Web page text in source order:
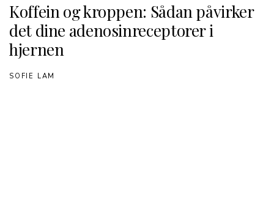
Koffein og kroppen: Sådan påvirker
det dine adenosinreceptorer i
hjernen
SOFIE LAM